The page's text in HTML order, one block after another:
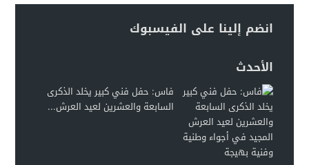
انضم إلينا على الفيسبوك
الأحدث
فاس: حفل فني كبير يخلد الذكرى
السابعة والعشرين لعيد العرش...